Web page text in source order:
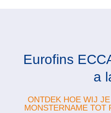
Eurofins
a
ONTDEK HOE WIJ
MONSTERNAME TOT